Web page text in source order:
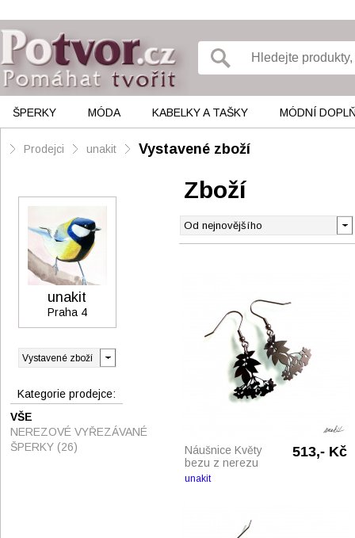
ŠPERKY MÓDA KABELKY A TAŠKY MÓDNÍ
Prodejci unakit Vystavené zboží
Zboží
Náušnice Květy
bezu z nerezu
513,- Kč
unakit
unakit
Praha 4
Kategorie prodejce:
VŠE
NEREZOVÉ VYŘEZÁVANÉ
ŠPERKY (26)